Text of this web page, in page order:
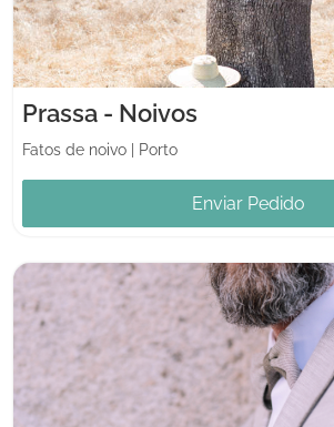
Prassa - Noivos
Fatos de noivo Porto
Enviar Pedido